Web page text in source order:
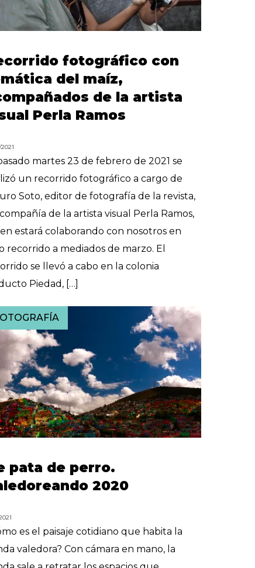
fotográfico con
del maíz,
de la artista
Perla Ramos
martes 23 de febrero de 2021 se
un recorrido fotográfico a cargo de
Soto, editor de fotografía de la revista,
de la artista visual Perla Ramos,
estará colaborando con nosotros en
recorrido a mediados de marzo. El
se llevó a cabo en la colonia
Piedad, […]
pata de perro.
2020
es el paisaje cotidiano que habita la
valedora? Con cámara en mano, la